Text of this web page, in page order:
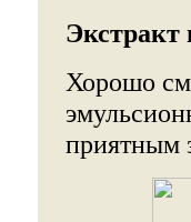
Экстракт
Хорошо
приятным